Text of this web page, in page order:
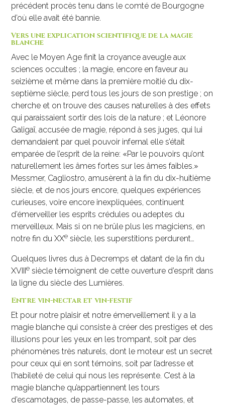
précédent procès tenu dans le comté de Bourgogne
d’où elle avait été bannie.
Vers une explication scientifique de la magie
blanche
Avec le Moyen Age finit la croyance aveugle aux
sciences occultes ; la magie, encore en faveur au
seizième et même dans la première moitié du dix-
septième siècle, perd tous les jours de son prestige ; on
cherche et on trouve des causes naturelles à des effets
qui paraissaient sortir des lois de la nature ; et Léonore
Galigaï, accusée de magie, répond à ses juges, qui lui
demandaient par quel pouvoir infernal elle s’était
emparée de l’esprit de la reine: «Par le pouvoirs qu’ont
naturellement les âmes fortes sur les âmes faibles.»
Messmer, Cagliostro, amusèrent à la fin du dix-huitième
siècle, et de nos jours encore, quelques expériences
curieuses, voire encore inexpliquées, continuent
d’émerveiller les esprits crédules ou adeptes du
merveilleux. Mais si on ne brûle plus les magiciens, en
notre fin du XXe siècle, les superstitions perdurent…
Quelques livres dus à Decremps et datant de la fin du
XVIIIe siècle témoignent de cette ouverture d’esprit dans
la ligne du siècle des Lumières.
Entre vin-nectar et vin-festif
Et pour notre plaisir et notre émerveillement il y a la
magie blanche qui consiste à créer des prestiges et des
illusions pour les yeux en les trompant, soit par des
phénomènes très naturels, dont le moteur est un secret
pour ceux qui en sont témoins, soit par l’adresse et
l’habileté de celui qui nous les représente. C’est à la
magie blanche qu’appartiennent les tours
d’escamotages, de passe-passe, les automates, et